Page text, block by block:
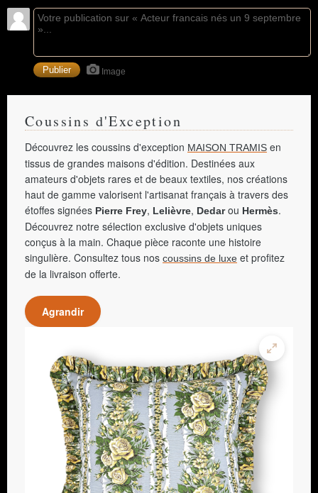
Image
Coussins d'Exception
Découvrez les coussins d'exception MAISON TRAMIS en
tissus de grandes maisons d'édition. Destinées aux
amateurs d'objets rares et de beaux textiles, nos créations
haut de gamme valorisent l'artisanat français à travers des
étoffes signées Pierre Frey, Lelièvre, Dedarou Hermès.
Découvrez notre sélection exclusive d'objets uniques
conçus à la main. Chaque pièce raconte une histoire
singulière. Consultez tous nos coussins de luxe et profitez
de la livraison offerte.
Agrandir